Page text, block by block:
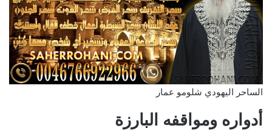
الساحر اليهودي شلومو عمار
أدواره ومواقفه البارزة